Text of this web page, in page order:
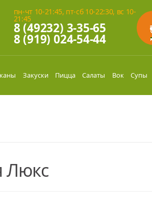
пн-чт 10-21:45, пт-сб 10-22:30, вс 10-
21:45
8 (49232) 3-35-65
8 (919) 024-54-44
Закуски Пицца Салаты Вок Супы
Люкс